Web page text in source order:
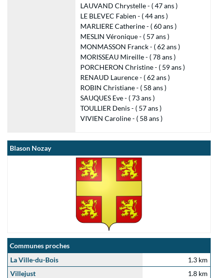
LAUVAND Chrystelle - ( 47 ans )
LE BLEVEC Fabien - ( 44 ans )
MARLIERE Catherine - ( 60 ans )
MESLIN Véronique - ( 57 ans )
MONMASSON Franck - ( 62 ans )
MORISSEAU Mireille - ( 78 ans )
PORCHERON Christine - ( 59 ans )
RENAUD Laurence - ( 62 ans )
ROBIN Christiane - ( 58 ans )
SAUQUES Eve - ( 73 ans )
TOULLIER Denis - ( 57 ans )
VIVIEN Caroline - ( 58 ans )
Blason Nozay
Communes proches
La Ville-du-Bois
1.3 km
Villejust
1.8 km